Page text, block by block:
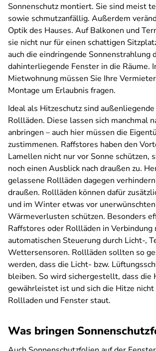
Sonnenschutz montiert. Sie sind meist
sowie schmutzanfällig. Außerdem
Optik des Hauses. Auf Balkonen und
sie nicht nur für einen schattigen
auch die eindringende Sonnenstrahlung
dahinterliegende Fenster in die Räume.
Mietwohnung müssen Sie Ihre
Montage um Erlaubnis fragen.
Ideal als Hitzeschutz sind
Rollläden. Diese lassen sich manchmal
anbringen – auch hier müssen die
zustimmenen. Raffstores haben den
Lamellen nicht nur vor Sonne schützen,
noch einen Ausblick nach draußen zu.
gelassene Rollläden dagegen
draußen. Rollläden können dafür
und im Winter etwas vor unerwünschten
Wärmeverlusten schützen. Besonders
Raffstores oder Rollläden in Verbindung
automatischen Steuerung durch Licht-,
Wettersensoren. Rollläden sollten so
werden, dass die Licht- bzw.
bleiben. So wird sichergestellt, dass
gewährleistet ist und sich die Hitze nicht
Rollladen und Fenster staut.
Was bringen